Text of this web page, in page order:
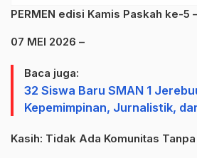
PERMEN edisi Kamis Paskah ke-5
07 MEI 2026 –
Baca juga:
32 Siswa Baru SMAN 1
Kepemimpinan, Jurnalistik,
Kasih: Tidak Ada Komunitas